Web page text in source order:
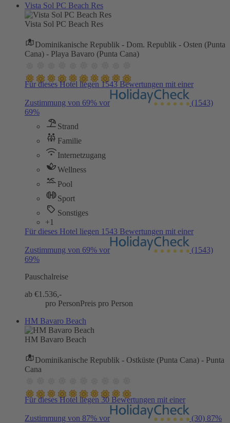
Vista Sol PC Beach Res
Vista Sol PC Beach Res
Dominikanische Republik - Dom. Republik - Osten (Punta
Cana) - Playa Bavaro (Punta Cana)
Für dieses Hotel liegen 1543 Bewertungen mit einer
Zustimmung von 69% vor
(1543)
69%
Strand
Familie
Internetzugang
Wellness
Pool
Sport
Sonstiges
+1
Für dieses Hotel liegen 1543 Bewertungen mit einer
Zustimmung von 69% vor
(1543)
69%
Pauschalreise
ab €1.536,-
pro PersonPreis pro Person
HM Bavaro Beach
HM Bavaro Beach
Dominikanische Republik - Ostküste (Punta Cana) - Punta
Cana
Für dieses Hotel liegen 30 Bewertungen mit einer
Zustimmung von 87% vor (30) 87%